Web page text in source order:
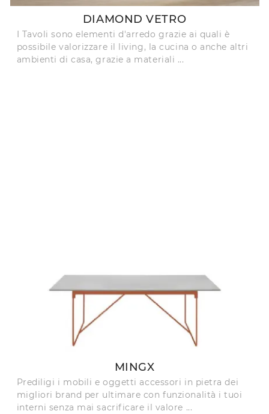
DIAMOND VETRO
I Tavoli sono elementi d'arredo grazie ai quali è
possibile valorizzare il living, la cucina o anche altri
ambienti di casa, grazie a materiali ...
MINGX
Prediligi i mobili e oggetti accessori in pietra dei
migliori brand per ultimare con funzionalità i tuoi
interni senza mai sacrificare il valore ...